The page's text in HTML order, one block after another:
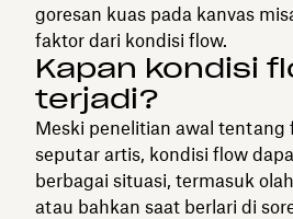
goresan kuas pada kanvas
faktor dari kondisi flow.
Kapan kondisi
terjadi?
Meski penelitian awal
seputar artis, kondisi flow
berbagai situasi, termasuk
atau bahkan saat berlari di